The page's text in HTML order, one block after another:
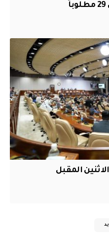
المقبل